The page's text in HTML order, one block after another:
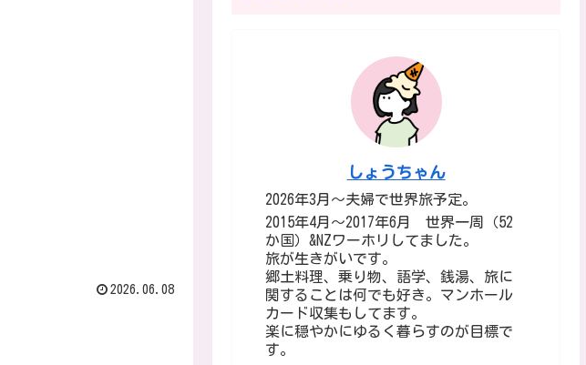
2026.06.08
しょうちゃん
2026年3月～夫婦で世界旅予定。
2015年4月～2017年6月 世界一周（52
か国）&NZワーホリしてました。
旅が生きがいです。
郷土料理、乗り物、語学、銭湯、旅に
関することは何でも好き。マンホール
カード収集もしてます。
楽に穏やかにゆるく暮らすのが目標で
す。